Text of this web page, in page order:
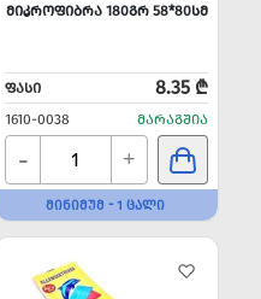
ᲛᲘᲙᲠᲝᲤᲘᲑᲠᲐ 180ᲒᲠ 58*80ᲡᲛ
ᲤᲐᲡᲘ 8.35 ₾
1610-0038 ᲛᲐᲠᲐᲒᲨᲘᲐ
- +
ᲛᲘᲜᲘᲛᲣᲛ - 1 ᲪᲐᲚᲘ